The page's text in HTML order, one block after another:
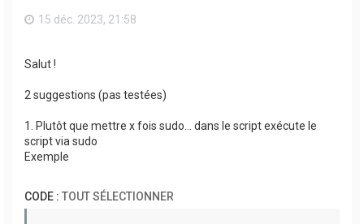
15 déc. 2023, 21:58
Salut !
2 suggestions (pas testées)
1. Plutôt que mettre x fois sudo... dans le script exécute le
script via sudo
Exemple
CODE : TOUT SÉLECTIONNER